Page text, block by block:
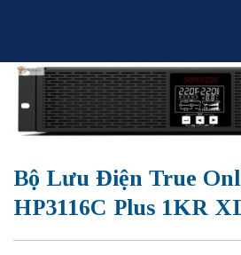
Bộ Lưu Điện True
HP3116C Plus 1KR